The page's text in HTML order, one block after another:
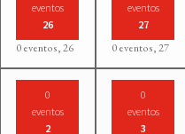
eventos
26
0 eventos,26
eventos
27
0 eventos,27
0
eventos
2
0
eventos
3